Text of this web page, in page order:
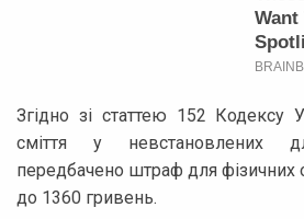
Згідно зі статтею 152 Кодексу
сміття у невстановлених
передбачено штраф для фізичних
до 1360 гривень.